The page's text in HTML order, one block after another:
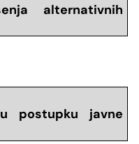
alternativnih
postupku javne